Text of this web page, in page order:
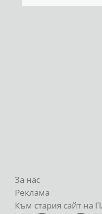
За нас
Реклама
Към стария сайт на